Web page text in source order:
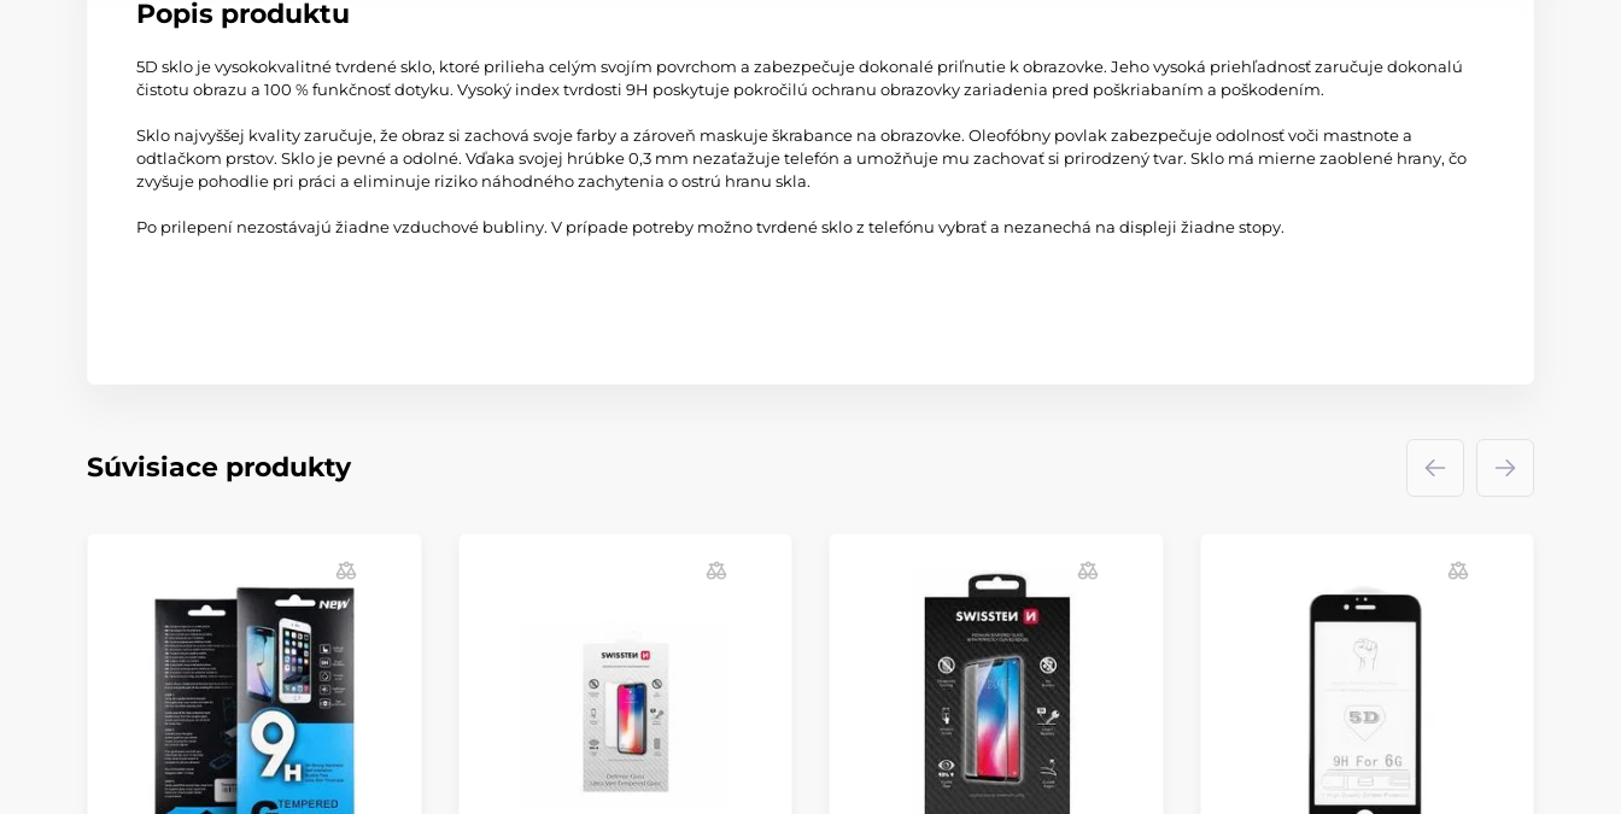
Popis produktu
5D sklo je vysokokvalitné tvrdené sklo, ktoré prilieha celým svojím povrchom a zabezpečuje dokonalé priľnutie k obrazovke. Jeho vysoká priehľadnosť zaručuje dokonalú
čistotu obrazu a 100 % funkčnosť dotyku. Vysoký index tvrdosti 9H poskytuje pokročilú ochranu obrazovky zariadenia pred poškriabaním a poškodením.
Sklo najvyššej kvality zaručuje, že obraz si zachová svoje farby a zároveň maskuje škrabance na obrazovke. Oleofóbny povlak zabezpečuje odolnosť voči mastnote a
odtlačkom prstov. Sklo je pevné a odolné. Vďaka svojej hrúbke 0,3 mm nezaťažuje telefón a umožňuje mu zachovať si prirodzený tvar. Sklo má mierne zaoblené hrany, čo
zvyšuje pohodlie pri práci a eliminuje riziko náhodného zachytenia o ostrú hranu skla.
Po prilepení nezostávajú žiadne vzduchové bubliny. V prípade potreby možno tvrdené sklo z telefónu vybrať a nezanechá na displeji žiadne stopy.
Súvisiace produkty